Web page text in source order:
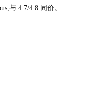
与 4.7/4.8 同价。